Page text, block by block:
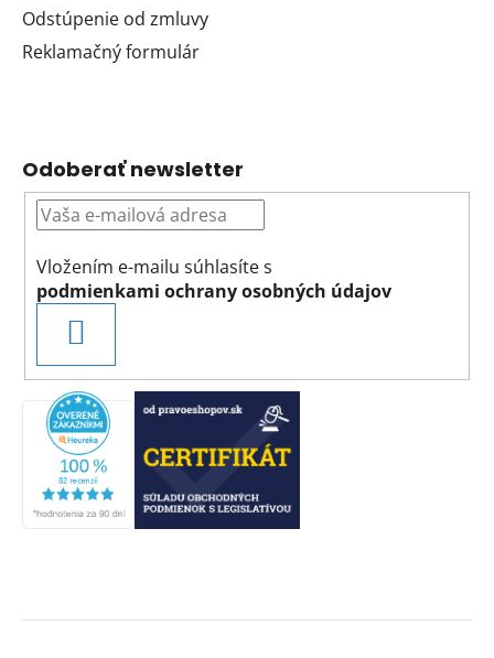
Odstúpenie od zmluvy
Reklamačný formulár
Odoberať newsletter
Vložením e-mailu súhlasíte s
podmienkami ochrany osobných údajov
SA